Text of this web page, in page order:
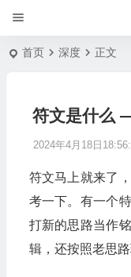
首页 深度 正文
符文是什么
2024年4月18日
符文马上就来了
考一下。有一个
打新的思路当作
辑，还按照老思